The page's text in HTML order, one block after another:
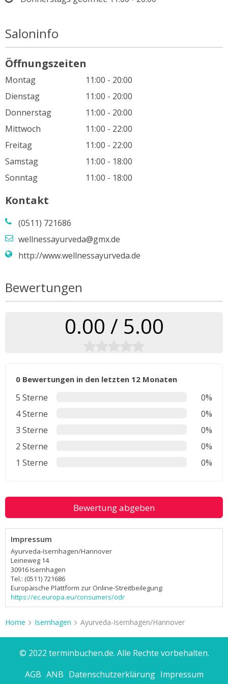
Saloninfo
Öffnungszeiten
Montag
11:00 - 20:00
Dienstag
11:00 - 20:00
Donnerstag
11:00 - 20:00
Mittwoch
11:00 - 22:00
Freitag
11:00 - 22:00
Samstag
11:00 - 18:00
Sonntag
11:00 - 18:00
Kontakt
(0511) 721686
wellnessayurveda@gmx.de
http://www.wellnessayurveda.de
Bewertungen
0.00 / 5.00
0 Bewertungen in den letzten 12 Monaten
5 Sterne
0%
4 Sterne
0%
3 Sterne
0%
2 Sterne
0%
1 Sterne
0%
Bewertung abgeben
Impressum
Ayurveda-Isernhagen/Hannover
Leineweg 14
30916 Isernhagen
Tel.: (0511) 721686
Europäische Plattform zur Online-Streitbeilegung:
https://ec.europa.eu/consumers/odr
Home Isernhagen Ayurveda-Isernhagen/Hannover
© 2022 terminbuchen.de. Alle Rechte vorbehalten.
AGB ANB Datenschutzerklärung Impressum